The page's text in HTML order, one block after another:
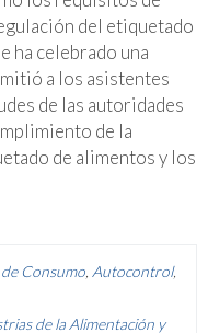
del etiquetado
ha celebrado una
a los asistentes
de las autoridades
de la
de alimentos y los
Consumo Autocontrol,
de la Alimentación y